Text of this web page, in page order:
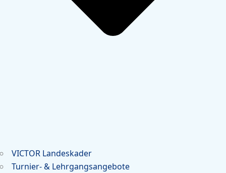
VICTOR Landeskader
Turnier- & Lehrgangsangebote